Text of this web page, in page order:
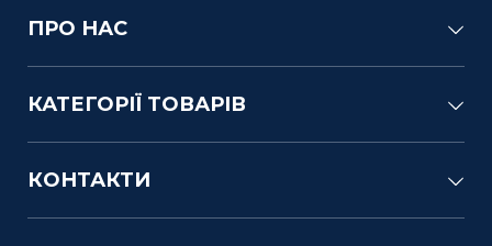
ПРО НАС
КАТЕГОРІЇ ТОВАРІВ
КОНТАКТИ